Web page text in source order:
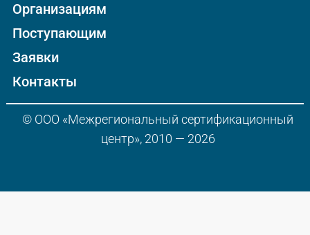
Организациям
Поступающим
Заявки
Контакты
© ООО «Межрегиональный сертификационный
центр», 2010 — 2026